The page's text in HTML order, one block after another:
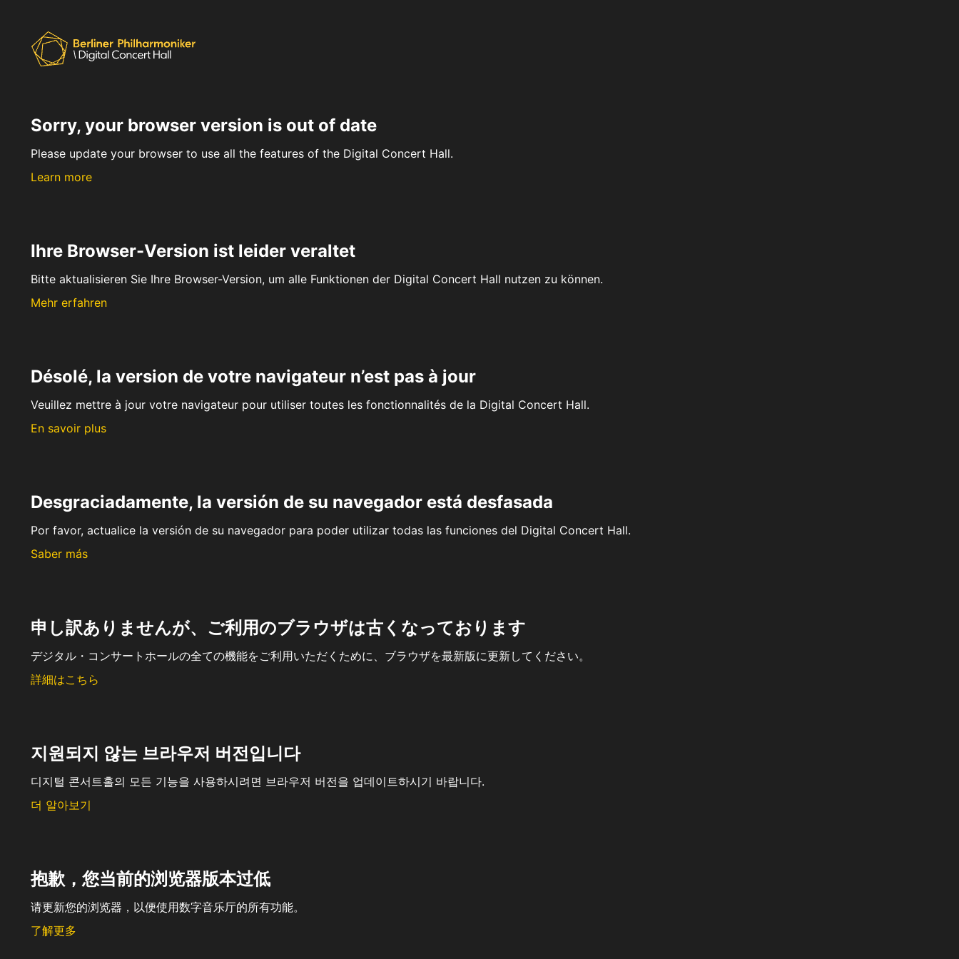
Sorry, your browser version is out of date
Please update your browser to use all the features of the Digital Concert Hall.
Learn more
Ihre Browser-Version ist leider veraltet
Bitte aktualisieren Sie Ihre Browser-Version, um alle Funktionen der Digital Concert Hall nutzen zu können.
Mehr erfahren
Désolé, la version de votre navigateur n’est pas à jour
Veuillez mettre à jour votre navigateur pour utiliser toutes les fonctionnalités de la Digital Concert Hall.
En savoir plus
Desgraciadamente, la versión de su navegador está desfasada
Por favor, actualice la versión de su navegador para poder utilizar todas las funciones del Digital Concert Hall.
Saber más
申し訳ありませんが、ご利用のブラウザは古くなっております
デジタル・コンサートホールの全ての機能をご利用いただくために、ブラウザを最新版に更新してください。
詳細はこちら
지원되지 않는 브라우저 버전입니다
디지털 콘서트홀의 모든 기능을 사용하시려면 브라우저 버전을 업데이트하시기 바랍니다.
더 알아보기
抱歉，您当前的浏览器版本过低
请更新您的浏览器，以便使用数字音乐厅的所有功能。
了解更多